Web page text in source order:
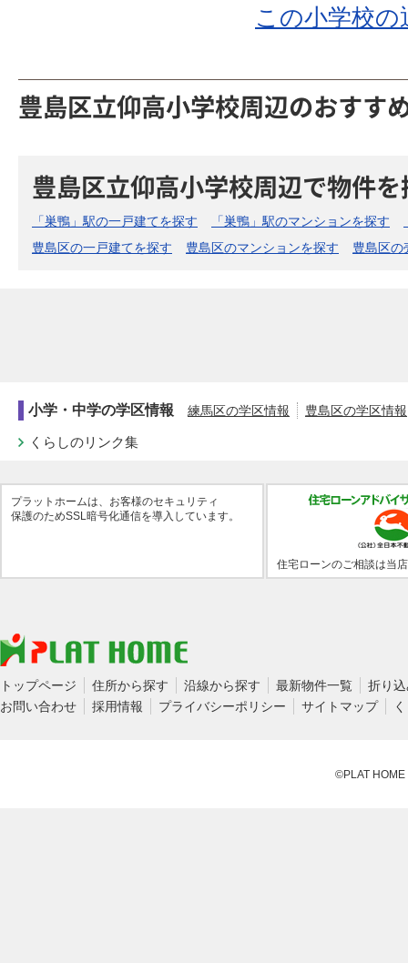
この小学校
豊島区立仰高小学校周辺のおすす
豊島区立仰高小学校周辺で物件
「巣鴨」駅の一戸建てを探す 「巣鴨」駅のマンションを探す
豊島区の一戸建てを探す
豊島区のマンションを探す 豊島区の
小学・中学の学区情報 練馬区の学区情報 豊島区の学区情報
くらしのリンク集
プラットホームは、お客様のセキュリティ
保護のためSSL暗号化通信を導入しています。
住宅ローンのご相談は当
トップページ 住所から探す 沿線から探す 最新物件一覧
折り
お問い合わせ
採用情報 プライバシーポリシー サイトマップ
©PLAT HOME